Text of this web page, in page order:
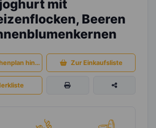
mit
Beeren
hinzufügen Zur Einkaufsliste